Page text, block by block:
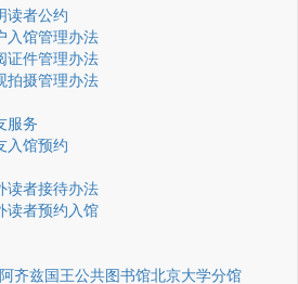
读者公约
入馆管理办法
证件管理办法
拍摄管理办法
服务
入馆预约
读者接待办法
读者预约入馆
齐兹国王公共图书馆北京大学分馆